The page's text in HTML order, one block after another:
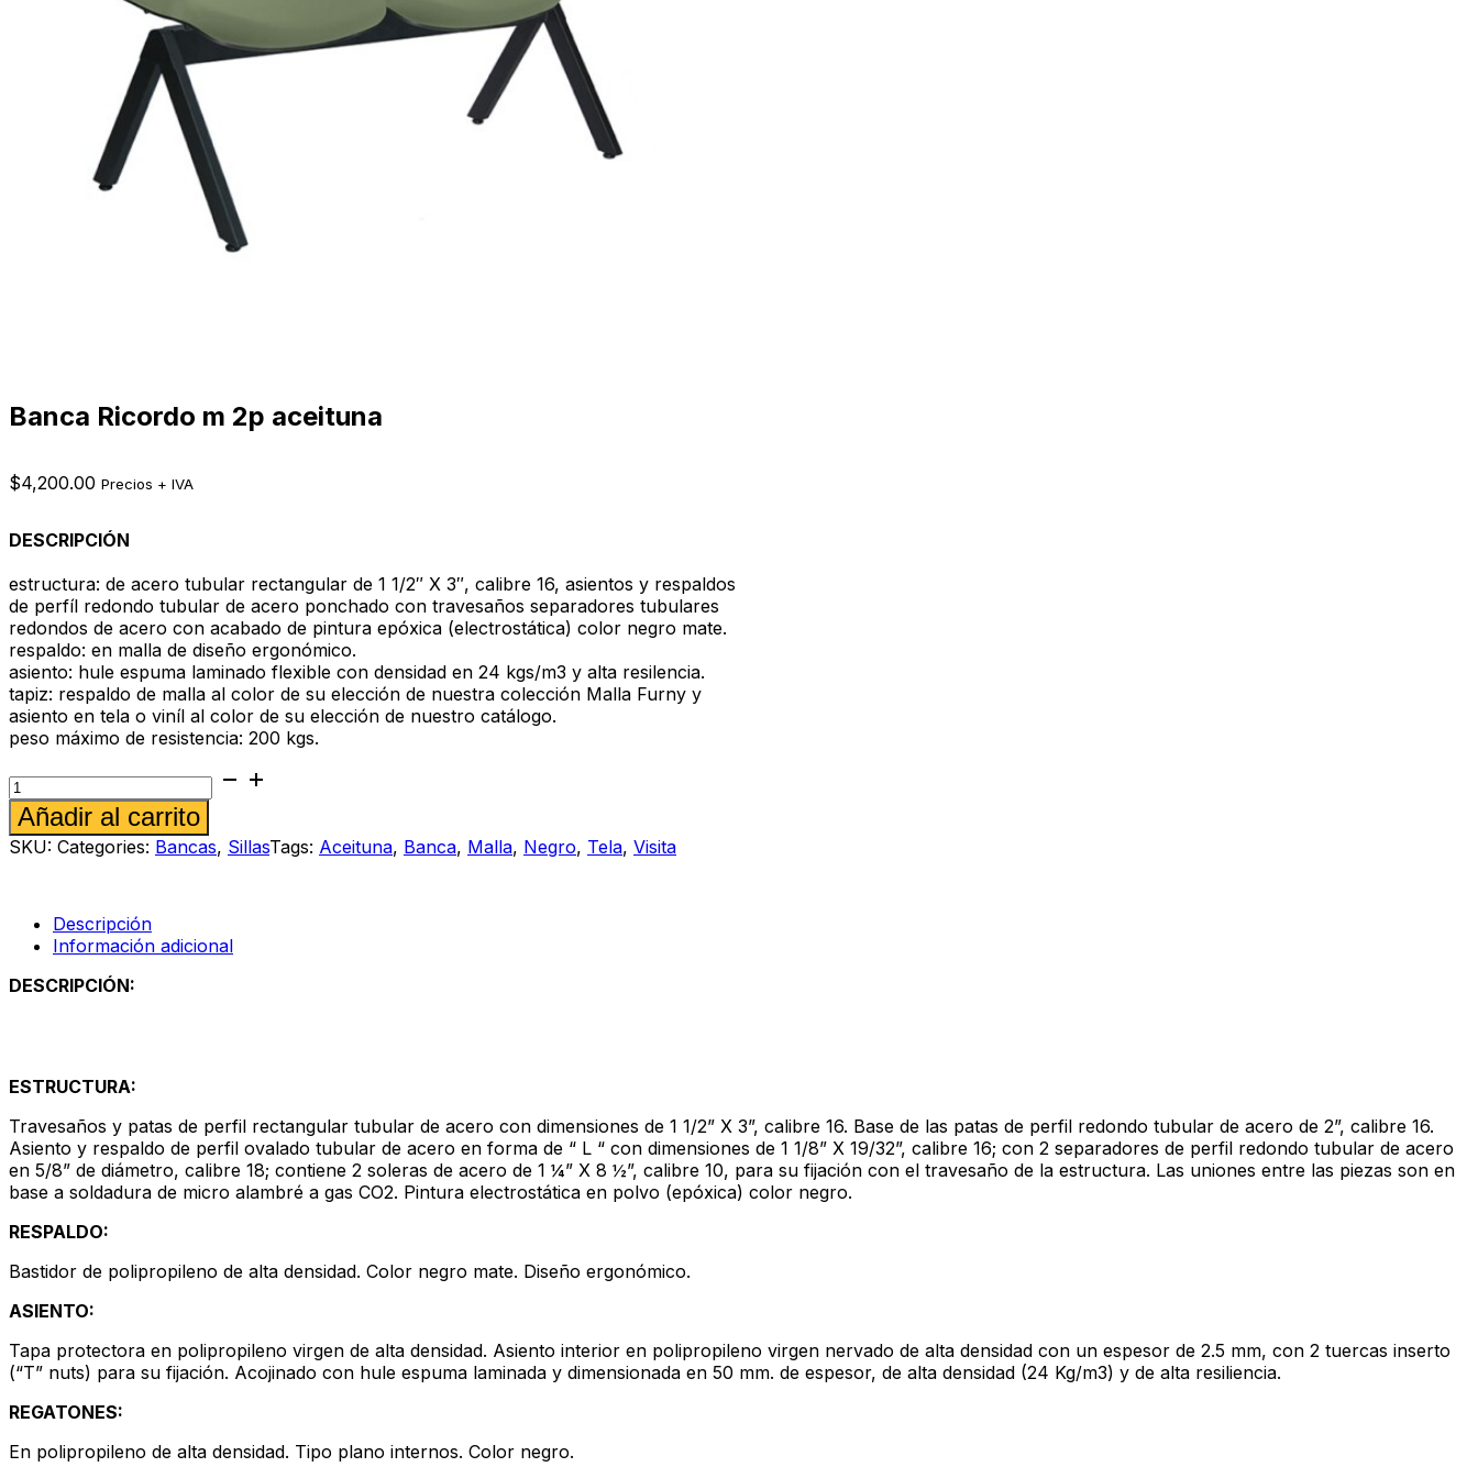
Banca Ricordo m 2p aceituna
$4,200.00 Precios + IVA
DESCRIPCIÓN
estructura: de acero tubular rectangular de 1 1/2″ X 3″, calibre 16, asientos y respaldos
de perfíl redondo tubular de acero ponchado con travesaños separadores tubulares
redondos de acero con acabado de pintura epóxica (electrostática) color negro mate.
respaldo: en malla de diseño ergonómico.
asiento: hule espuma laminado flexible con densidad en 24 kgs/m3 y alta resilencia.
tapiz: respaldo de malla al color de su elección de nuestra colección Malla Furny y
asiento en tela o viníl al color de su elección de nuestro catálogo.
peso máximo de resistencia: 200 kgs.
Banca
Ricordo
m
2p
aceituna
Añadir al carrito
SKU: Categories: Bancas, SillasTags: Aceituna, Banca, Malla, Negro, Tela, Visita
Descripción
Información adicional
DESCRIPCIÓN:
ESTRUCTURA:
Travesaños y patas de perfil rectangular tubular de acero con dimensiones de 1 1/2” X 3”, calibre 16. Base de las patas de perfil redondo tubular de acero de 2”, calibre 16.
Asiento y respaldo de perfil ovalado tubular de acero en forma de “ L “ con dimensiones de 1 1/8” X 19/32”, calibre 16; con 2 separadores de perfil redondo tubular de acero
en 5/8” de diámetro, calibre 18; contiene 2 soleras de acero de 1 ¼” X 8 ½”, calibre 10, para su fijación con el travesaño de la estructura. Las uniones entre las piezas son en
base a soldadura de micro alambré a gas CO2. Pintura electrostática en polvo (epóxica) color negro.
RESPALDO:
Bastidor de polipropileno de alta densidad. Color negro mate. Diseño ergonómico.
ASIENTO:
Tapa protectora en polipropileno virgen de alta densidad. Asiento interior en polipropileno virgen nervado de alta densidad con un espesor de 2.5 mm, con 2 tuercas inserto
(“T” nuts) para su fijación. Acojinado con hule espuma laminada y dimensionada en 50 mm. de espesor, de alta densidad (24 Kg/m3) y de alta resiliencia.
REGATONES:
En polipropileno de alta densidad. Tipo plano internos. Color negro.